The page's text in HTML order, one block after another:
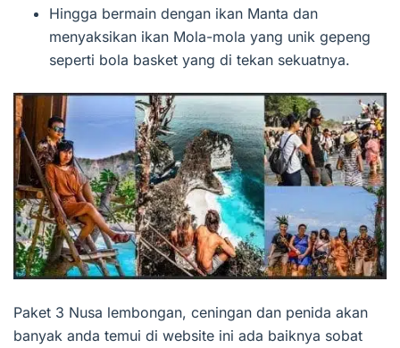
Hingga bermain dengan ikan Manta dan
menyaksikan ikan Mola-mola yang unik gepeng
seperti bola basket yang di tekan sekuatnya.
Paket 3 Nusa lembongan, ceningan dan penida akan
banyak anda temui di website ini ada baiknya sobat